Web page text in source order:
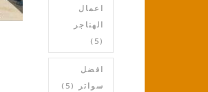
اعمال
الهناجر
(5)
افضل
سواتر
(5)